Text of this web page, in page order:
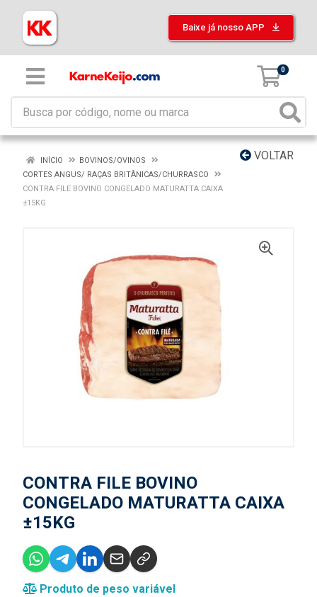
Baixe já nosso APP
0
VOLTAR
INÍCIO
BOVINOS/OVINOS
CORTES ANGUS/ RAÇAS BRITÂNICAS/CHURRASCO
CONTRA FILE BOVINO CONGELADO MATURATTA CAIXA
±15KG
CONTRA FILE BOVINO
CONGELADO MATURATTA CAIXA
±15KG
Produto de peso variável